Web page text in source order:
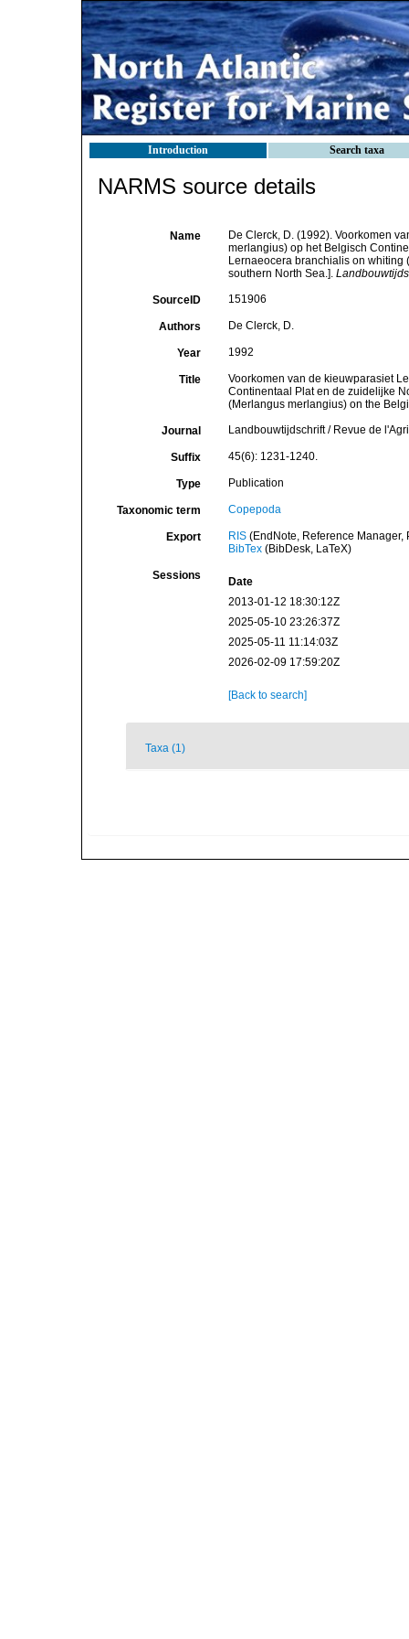
Introduction Search taxa
NARMS source details
Name
De Clerck, D. (1992). Voorkomen
merlangius) op het Belgisch
Lernaeocera branchialis on whiting
southern North Sea.].
SourceID 151906
Authors De Clerck, D.
Year 1992
Title
Voorkomen van de kieuwparasiet
Continentaal Plat en de zuidelijke
(Merlangus merlangius) on the
Journal Landbouwtijdschrift / Revue de
Suffix 45(6): 1231-1240.
Type Publication
Taxonomic term Copepoda
Export RIS(EndNote, Reference Manager,
BibTex(BibDesk, LaTeX)
Sessions
Date
2013-01-12 18:30:12Z
2025-05-10 23:26:37Z
2025-05-11 11:14:03Z
2026-02-09 17:59:20Z
[Back to search]
Taxa (1)